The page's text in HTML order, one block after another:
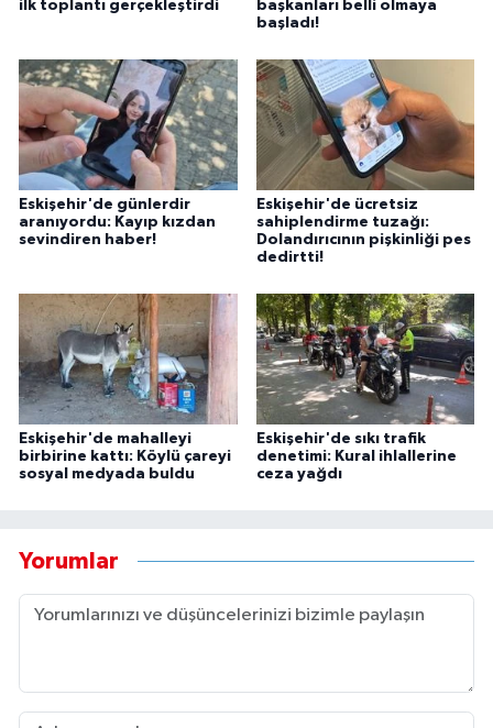
ilk toplantı gerçekleştirdi
başkanları belli olmaya
başladı!
Eskişehir'de günlerdir
aranıyordu: Kayıp kızdan
sevindiren haber!
Eskişehir'de ücretsiz
sahiplendirme tuzağı:
Dolandırıcının pişkinliği pes
dedirtti!
Eskişehir'de mahalleyi
birbirine kattı: Köylü çareyi
sosyal medyada buldu
Eskişehir'de sıkı trafik
denetimi: Kural ihlallerine
ceza yağdı
Yorumlar